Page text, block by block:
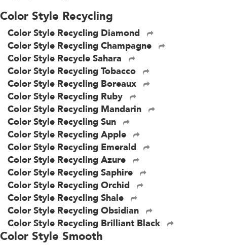
Color Style Recycling
Color Style Recycling Diamond
Color Style Recycling Champagne
Color Style Recycle Sahara
Color Style Recycling Tobacco
Color Style Recycling Boreaux
Color Style Recycling Ruby
Color Style Recycling Mandarin
Color Style Recycling Sun
Color Style Recycling Apple
Color Style Recycling Emerald
Color Style Recycling Azure
Color Style Recycling Saphire
Color Style Recycling Orchid
Color Style Recycling Shale
Color Style Recycling Obsidian
Color Style Recycling Brilliant Black
Color Style Smooth